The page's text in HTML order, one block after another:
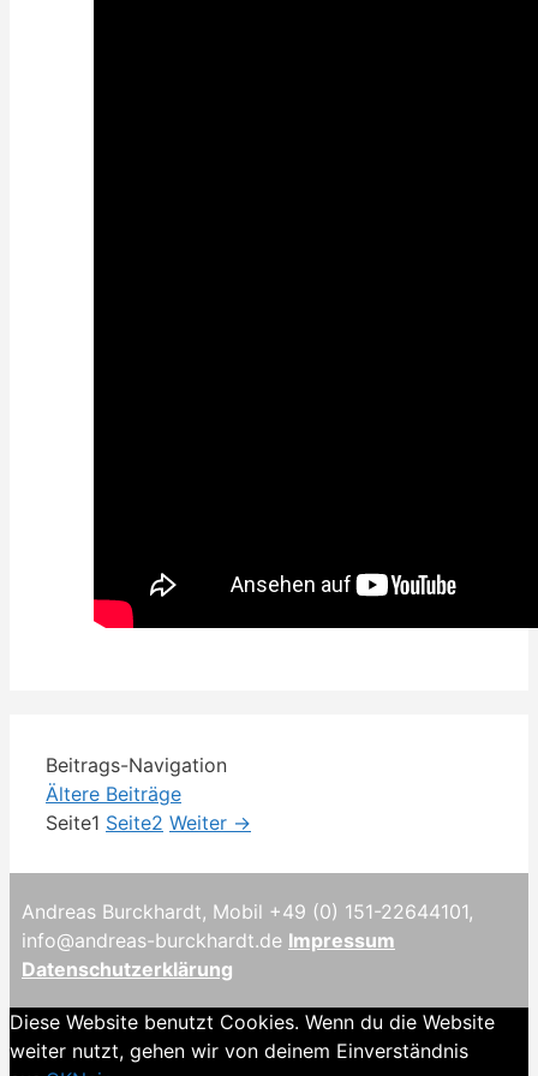
Beitrags-Navigation
Ältere Beiträge
Seite1 Seite2 Weiter →
Andreas Burckhardt, Mobil +49 (0) 151-22644101,
info@andreas-burckhardt.de Impressum
Datenschutzerklärung
Diese Website benutzt Cookies. Wenn du die Website
weiter nutzt, gehen wir von deinem Einverständnis